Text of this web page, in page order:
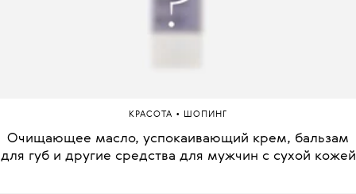
КРАСОТА • ШОПИНГ
Очищающее масло, успокаивающий крем, бальзам
для губ и другие средства для мужчин с сухой кожей